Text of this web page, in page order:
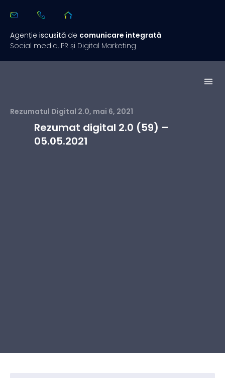
Agenție iscusită de comunicare integrată
Social media, PR și Digital Marketing
Rezumatul Digital 2.0, mai 6, 2021
Rezumat digital 2.0 (59) –
05.05.2021